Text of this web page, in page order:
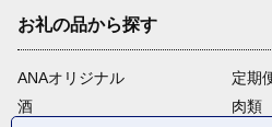
お礼の品から探す
ANAオリジナル
定期
酒
肉類